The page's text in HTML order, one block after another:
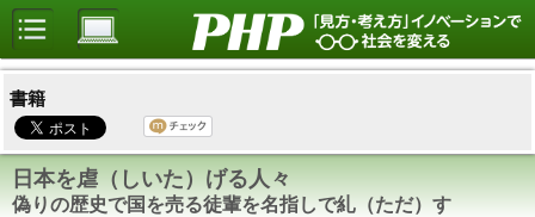
書籍
日本を虐（しいた）げる人々
偽りの歴史で国を売る徒輩を名指しで糺（ただ）す